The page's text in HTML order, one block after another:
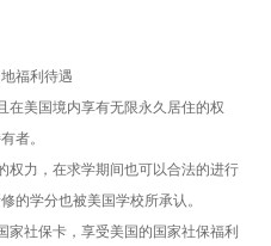
福利待遇
在美国境内享有无限永久居住的权
者。
权力，在求学期间也可以合法的进行
的学分也被美国学校所承认。
社保卡，享受美国的国家社保福利